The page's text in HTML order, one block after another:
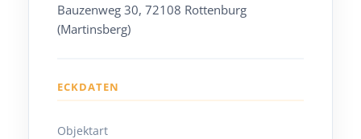
Bauzenweg 30, 72108 Rottenburg
(Martinsberg)
ECKDATEN
Objektart